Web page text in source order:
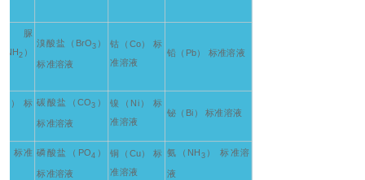
2 ）
溴酸盐（BrO3 ）
标准溶液
钴（Co） 标
准溶液
铅（Pb） 标准溶液
） 标 碳酸盐（CO3 ）
标准溶液
镍（Ni） 标
准溶液
铋（Bi） 标准溶液
） 标准 磷酸盐（PO4 ）
标准溶液
铜（Cu） 标
准溶液
氨（NH3 ） 标准溶
液